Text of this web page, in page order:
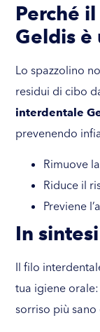
Perché
Geldis
Lo spazzolino
residui di cibo
interdentale
prevenendo
Rimuove
Riduce il
Previene
In sintesi
Il filo
tua igiene
sorriso più